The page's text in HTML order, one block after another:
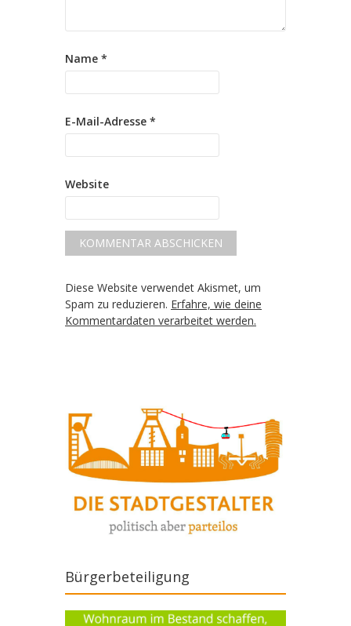
Name *
E-Mail-Adresse *
Website
Diese Website verwendet Akismet, um
Spam zu reduzieren. Erfahre, wie deine
Kommentardaten verarbeitet werden.
Bürgerbeteiligung